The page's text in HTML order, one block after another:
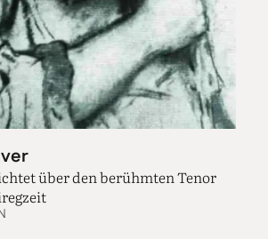
über den berühmten Tenor